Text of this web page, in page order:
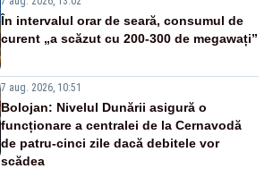
În intervalul orar de seară, consumul de
curent „a scăzut cu 200-300 de megawați”
7 aug. 2026, 10:51
Bolojan: Nivelul Dunării asigură o
funcționare a centralei de la Cernavodă
de patru-cinci zile dacă debitele vor
scădea